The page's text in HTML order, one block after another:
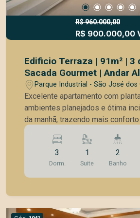
R$ 960.000,00
R$ 900.000,00
Edificio Terraza | 91m² | 3
Sacada Gourmet | Andar
manhã
Parque Industrial - São José dos
Excelente apartamento com
ambientes planejados e ótima
da manhã, trazendo mais
natural para o dia a dia. Destaques do imóvel: *
91m² de área privativa * 3
suíte * Móveis planejados * Sala
integradas * Sacada gourmet *
* Andar alto * Sol da manhã Lazer no Condominio:
Ideal para quem busca conforto,
3
Dorm.
1
Suite
2
Banho